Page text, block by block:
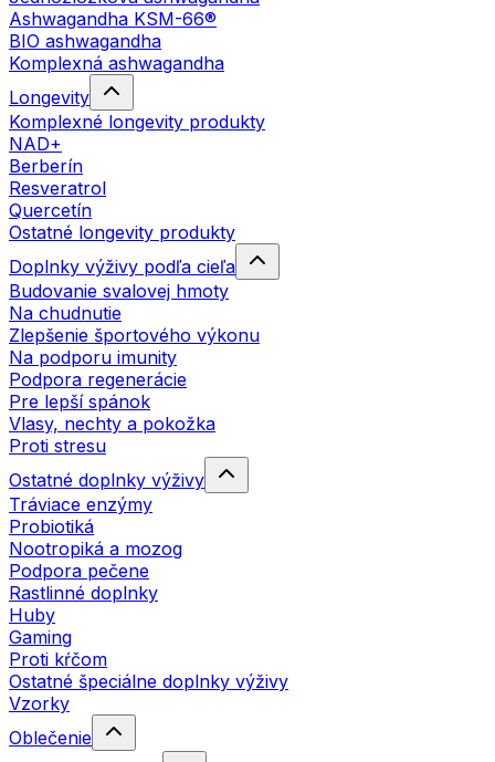
Ashwagandha KSM-66®
BIO ashwagandha
Komplexná ashwagandha
Longevity
Komplexné longevity produkty
NAD+
Berberín
Resveratrol
Quercetín
Ostatné longevity produkty
Doplnky výživy podľa cieľa
Budovanie svalovej hmoty
Na chudnutie
Zlepšenie športového výkonu
Na podporu imunity
Podpora regenerácie
Pre lepší spánok
Vlasy, nechty a pokožka
Proti stresu
Ostatné doplnky výživy
Tráviace enzýmy
Probiotiká
Nootropiká a mozog
Podpora pečene
Rastlinné doplnky
Huby
Gaming
Proti kŕčom
Ostatné špeciálne doplnky výživy
Vzorky
Oblečenie